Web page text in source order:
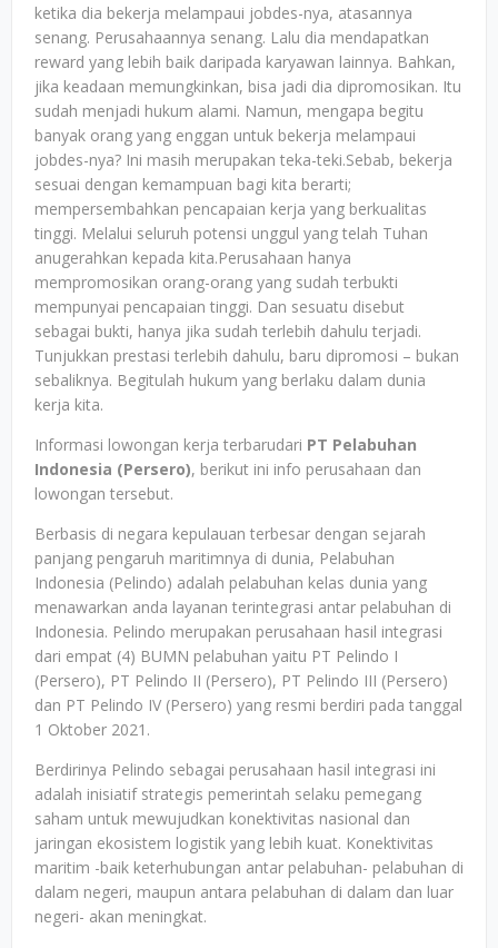
ketika dia bekerja melampaui jobdes-nya, atasannya
senang. Perusahaannya senang. Lalu dia mendapatkan
reward yang lebih baik daripada karyawan lainnya. Bahkan,
jika keadaan memungkinkan, bisa jadi dia dipromosikan. Itu
sudah menjadi hukum alami. Namun, mengapa begitu
banyak orang yang enggan untuk bekerja melampaui
jobdes-nya? Ini masih merupakan teka-teki.Sebab, bekerja
sesuai dengan kemampuan bagi kita berarti;
mempersembahkan pencapaian kerja yang berkualitas
tinggi. Melalui seluruh potensi unggul yang telah Tuhan
anugerahkan kepada kita.Perusahaan hanya
mempromosikan orang-orang yang sudah terbukti
mempunyai pencapaian tinggi. Dan sesuatu disebut
sebagai bukti, hanya jika sudah terlebih dahulu terjadi.
Tunjukkan prestasi terlebih dahulu, baru dipromosi – bukan
sebaliknya. Begitulah hukum yang berlaku dalam dunia
kerja kita.
Informasi lowongan kerja terbarudari PT Pelabuhan
Indonesia (Persero), berikut ini info perusahaan dan
lowongan tersebut.
Berbasis di negara kepulauan terbesar dengan sejarah
panjang pengaruh maritimnya di dunia, Pelabuhan
Indonesia (Pelindo) adalah pelabuhan kelas dunia yang
menawarkan anda layanan terintegrasi antar pelabuhan di
Indonesia. Pelindo merupakan perusahaan hasil integrasi
dari empat (4) BUMN pelabuhan yaitu PT Pelindo I
(Persero), PT Pelindo II (Persero), PT Pelindo III (Persero)
dan PT Pelindo IV (Persero) yang resmi berdiri pada tanggal
1 Oktober 2021.
Berdirinya Pelindo sebagai perusahaan hasil integrasi ini
adalah inisiatif strategis pemerintah selaku pemegang
saham untuk mewujudkan konektivitas nasional dan
jaringan ekosistem logistik yang lebih kuat. Konektivitas
maritim -baik keterhubungan antar pelabuhan- pelabuhan di
dalam negeri, maupun antara pelabuhan di dalam dan luar
negeri- akan meningkat.